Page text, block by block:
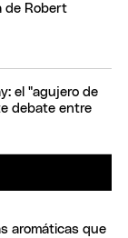
de Robert
el "agujero de
debate entre
aromáticas que